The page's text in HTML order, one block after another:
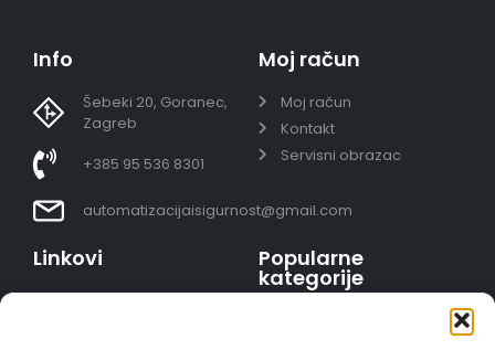
Info
Šebeki 20, Goranec,
Zagreb
+385 95 536 8301
automatizacijaisigurnost@gmail.com
Moj račun
Moj račun
Kontakt
Servisni obrazac
Linkovi Popularne
kategorije
Video nadzor - kompleti